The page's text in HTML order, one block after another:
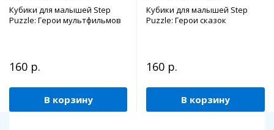
Кубики для малышей Step
Puzzle: Герои мультфильмов
160 р.
В корзину
Кубики для малышей Step
Puzzle: Герои сказок
160 р.
В корзину